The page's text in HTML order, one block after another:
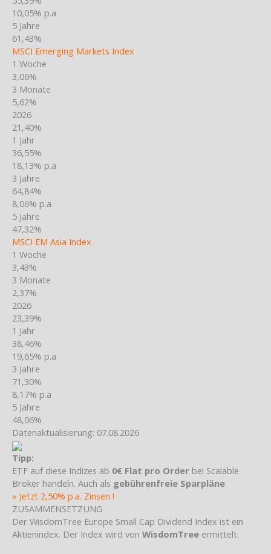
10,05% p.a
5 Jahre
61,43%
MSCI Emerging Markets Index
1 Woche
3,06%
3 Monate
5,62%
2026
21,40%
1 Jahr
36,55%
18,13% p.a
3 Jahre
64,84%
8,06% p.a
5 Jahre
47,32%
MSCI EM Asia Index
1 Woche
3,43%
3 Monate
2,37%
2026
23,39%
1 Jahr
38,46%
19,65% p.a
3 Jahre
71,30%
8,17% p.a
5 Jahre
48,06%
Datenaktualisierung: 07.08.2026
Tipp:
ETF auf diese Indizes ab 0€ Flat pro Order bei Scalable
Broker handeln. Auch als gebührenfreie Sparpläne
» Jetzt 2,50% p.a. Zinsen !
ZUSAMMENSETZUNG
Der WisdomTree Europe Small Cap Dividend Index ist ein
Aktienindex. Der Index wird von WisdomTree ermittelt.